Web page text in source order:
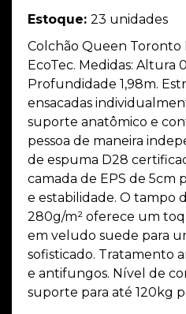
Estoque: 23 unidades
Colchão Queen Toronto
EcoTec. Medidas: Altura
Profundidade 1,98m.
ensacadas
suporte anatômico e
pessoa de maneira
de espuma D28
camada de EPS de 5cm
e estabilidade. O tampo
280g/m² oferece um
em veludo suede para
sofisticado. Tratamento
e antifungos. Nível de
suporte para até 120kg